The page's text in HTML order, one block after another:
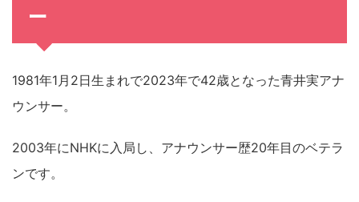
ー
1981年1月2日生まれで2023年で42歳となった青井実アナ
ウンサー。
2003年にNHKに入局し、アナウンサー歴20年目のベテラ
ンです。